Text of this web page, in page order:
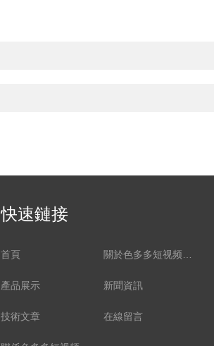
快速鏈接
首頁
產品展示 新聞資訊
技術文章 在線留言